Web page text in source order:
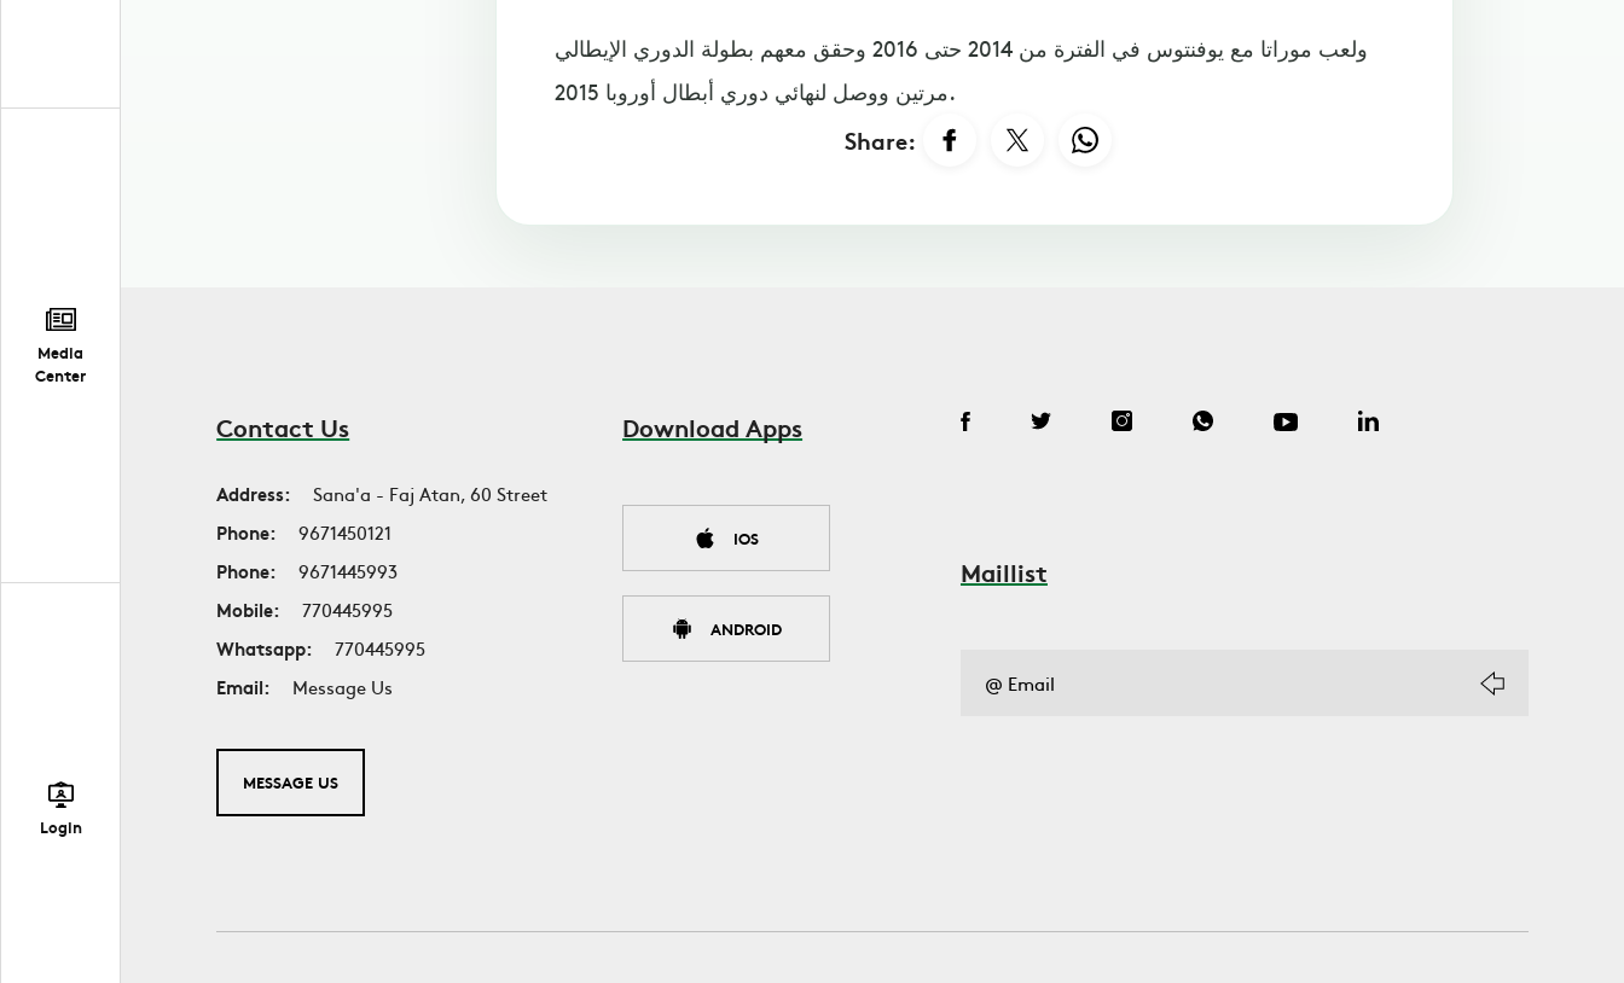
Media
Center
Login
ولعب موراتا مع يوفنتوس في الفترة من 2014 حتى 2016 وحقق معهم بطولة الدوري الإيطالي
مرتين ووصل لنهائي دوري أبطال أوروبا 2015.
Share:
Contact Us
Address:
Sana'a - Faj Atan, 60 Street
Phone:
9671450121
Phone:
9671445993
Mobile:
770445995
Whatsapp:
770445995
Email:
Message Us
MESSAGE US
Download Apps
IOS
ANDROID
Maillist